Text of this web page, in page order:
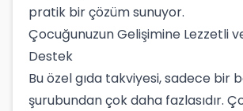
pratik bir çözüm sunuyor.
Çocuğunuzun Gelişimine Lezzetli
Destek
Bu özel gıda takviyesi, sadece bir
şurubundan çok daha fazlasıdır.